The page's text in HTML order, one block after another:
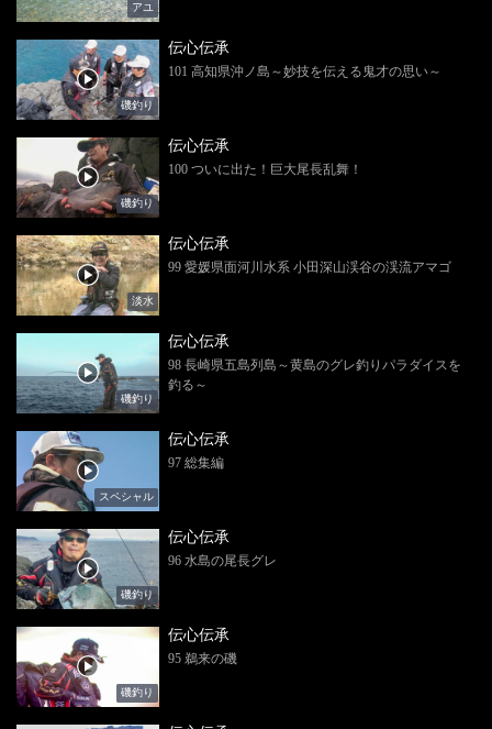
アユ
磯釣り
伝心伝承
101 高知県沖ノ島～妙技を伝える鬼才の思い～
磯釣り
伝心伝承
100 ついに出た！巨大尾長乱舞！
淡水
伝心伝承
99 愛媛県面河川水系 小田深山渓谷の渓流アマゴ
磯釣り
伝心伝承
98 長崎県五島列島～黄島のグレ釣りパラダイスを
釣る～
スペシャル
伝心伝承
97 総集編
磯釣り
伝心伝承
96 水島の尾長グレ
磯釣り
伝心伝承
95 鵜来の磯